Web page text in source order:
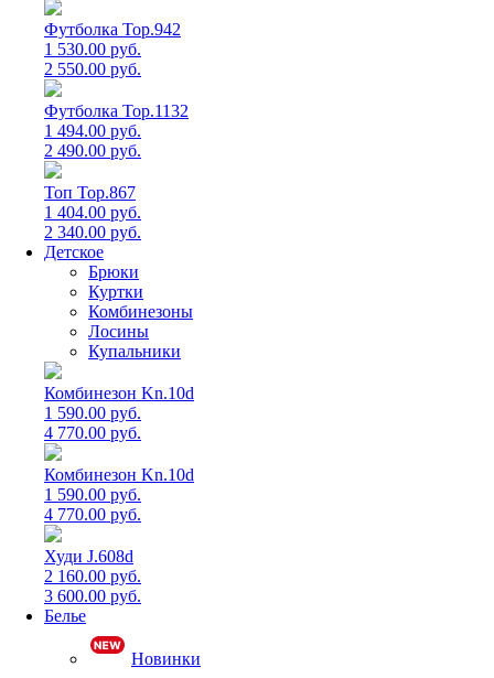
Футболка Top.942
1 530.00 руб.
2 550.00 руб.
Футболка Top.1132
1 494.00 руб.
2 490.00 руб.
Топ Top.867
1 404.00 руб.
2 340.00 руб.
Детское
Брюки
Куртки
Комбинезоны
Лосины
Купальники
Комбинезон Kn.10d
1 590.00 руб.
4 770.00 руб.
Комбинезон Kn.10d
1 590.00 руб.
4 770.00 руб.
Худи J.608d
2 160.00 руб.
3 600.00 руб.
Белье
Новинки